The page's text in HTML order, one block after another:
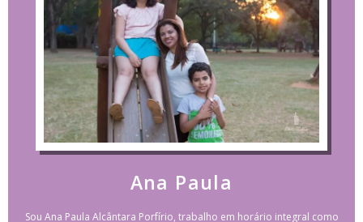
Ana Paula
Sou Ana Paula Alcântara Porfírio, trabalho em horário integral como